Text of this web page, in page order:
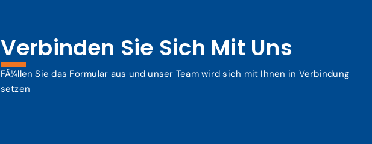
Verbinden Sie Sich Mit Uns
FÃ¼llen Sie das Formular aus und unser Team wird sich mit Ihnen in Verbindung
setzen